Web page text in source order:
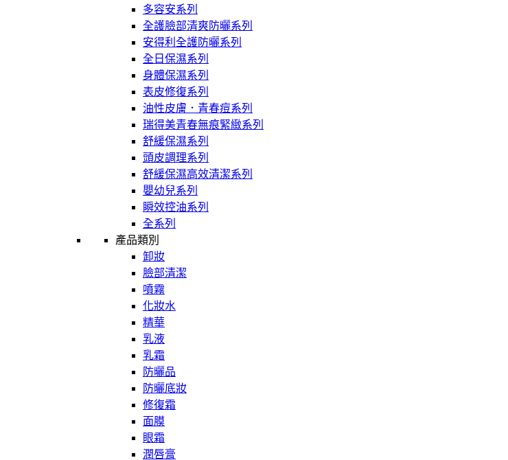
多容安系列
全護臉部清爽防曬系列
安得利全護防曬系列
全日保濕系列
身體保濕系列
表皮修復系列
油性皮膚．青春痘系列
瑞得美青春無痕緊緻系列
舒緩保濕系列
頭皮調理系列
舒緩保濕高效清潔系列
嬰幼兒系列
瞬效控油系列
全系列
產品類別
卸妝
臉部清潔
噴霧
化妝水
精華
乳液
乳霜
防曬品
防曬底妝
修復霜
面膜
眼霜
潤唇膏